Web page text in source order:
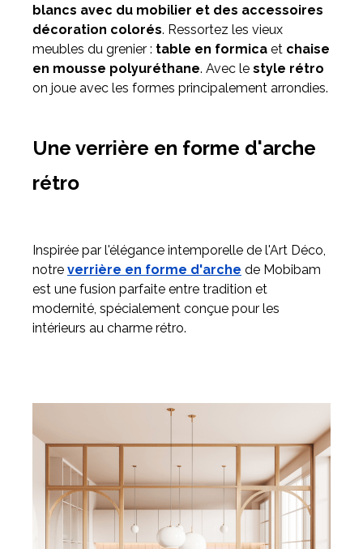
blancs avec du mobilier et des accessoires
décoration colorés. Ressortez les vieux
meubles du grenier : table en formica et chaise
en mousse polyuréthane. Avec le style rétro
on joue avec les formes principalement arrondies.
Une verrière en forme d'arche
rétro
Inspirée par l'élégance intemporelle de l'Art Déco,
notre verrière en forme d'arche de Mobibam
est une fusion parfaite entre tradition et
modernité, spécialement conçue pour les
intérieurs au charme rétro.